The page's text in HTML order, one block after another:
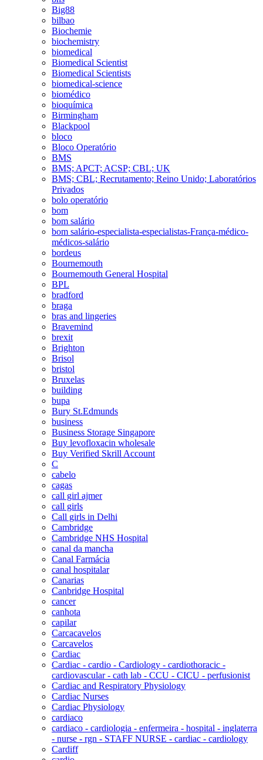
Big88
bilbao
Biochemie
biochemistry
biomedical
Biomedical Scientist
Biomedical Scientists
biomedical-science
biomédico
bioquímica
Birmingham
Blackpool
bloco
Bloco Operatório
BMS
BMS; APCT; ACSP; CBL; UK
BMS; CBL; Recrutamento; Reino Unido; Laboratórios
Privados
bolo operatório
bom
bom salário
bom salário-especialista-especialistas-França-médico-
médicos-salário
bordeus
Bournemouth
Bournemouth General Hospital
BPL
bradford
braga
bras and lingeries
Bravemind
brexit
Brighton
Brisol
bristol
Bruxelas
building
bupa
Bury St.Edmunds
business
Business Storage Singapore
Buy levofloxacin wholesale
Buy Verified Skrill Account
C
cabelo
cagas
call girl ajmer
call girls
Call girls in Delhi
Cambridge
Cambridge NHS Hospital
canal da mancha
Canal Farmácia
canal hospitalar
Canarias
Canbridge Hospital
cancer
canhota
capilar
Carcacavelos
Carcavelos
Cardiac
Cardiac - cardio - Cardiology - cardiothoracic -
cardiovascular - cath lab - CCU - CICU - perfusionist
Cardiac and Respiratory Physiology
Cardiac Nurses
Cardiac Physiology
cardiaco
cardiaco - cardiologia - enfermeira - hospital - inglaterra
- nurse - rgn - STAFF NURSE - cardiac - cardiology
Cardiff